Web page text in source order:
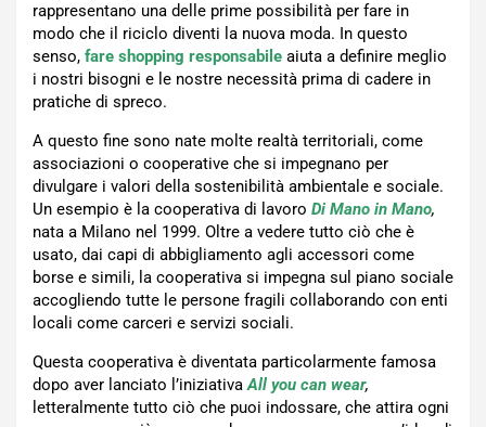
rappresentano una delle prime possibilità per fare in
modo che il riciclo diventi la nuova moda. In questo
senso, fare shopping responsabile aiuta a definire meglio
i nostri bisogni e le nostre necessità prima di cadere in
pratiche di spreco.
A questo fine sono nate molte realtà territoriali, come
associazioni o cooperative che si impegnano per
divulgare i valori della sostenibilità ambientale e sociale.
Un esempio è la cooperativa di lavoro Di Mano in Mano,
nata a Milano nel 1999. Oltre a vedere tutto ciò che è
usato, dai capi di abbigliamento agli accessori come
borse e simili, la cooperativa si impegna sul piano sociale
accogliendo tutte le persone fragili collaborando con enti
locali come carceri e servizi sociali.
Questa cooperativa è diventata particolarmente famosa
dopo aver lanciato l’iniziativaAll you can wear,
letteralmente tutto ciò che puoi indossare, che attira ogni